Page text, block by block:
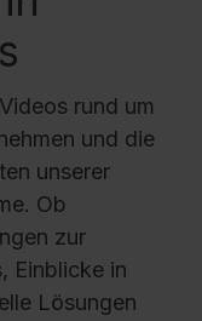
rund um
und die
unserer
Ob
zur
Einblicke in
Lösungen